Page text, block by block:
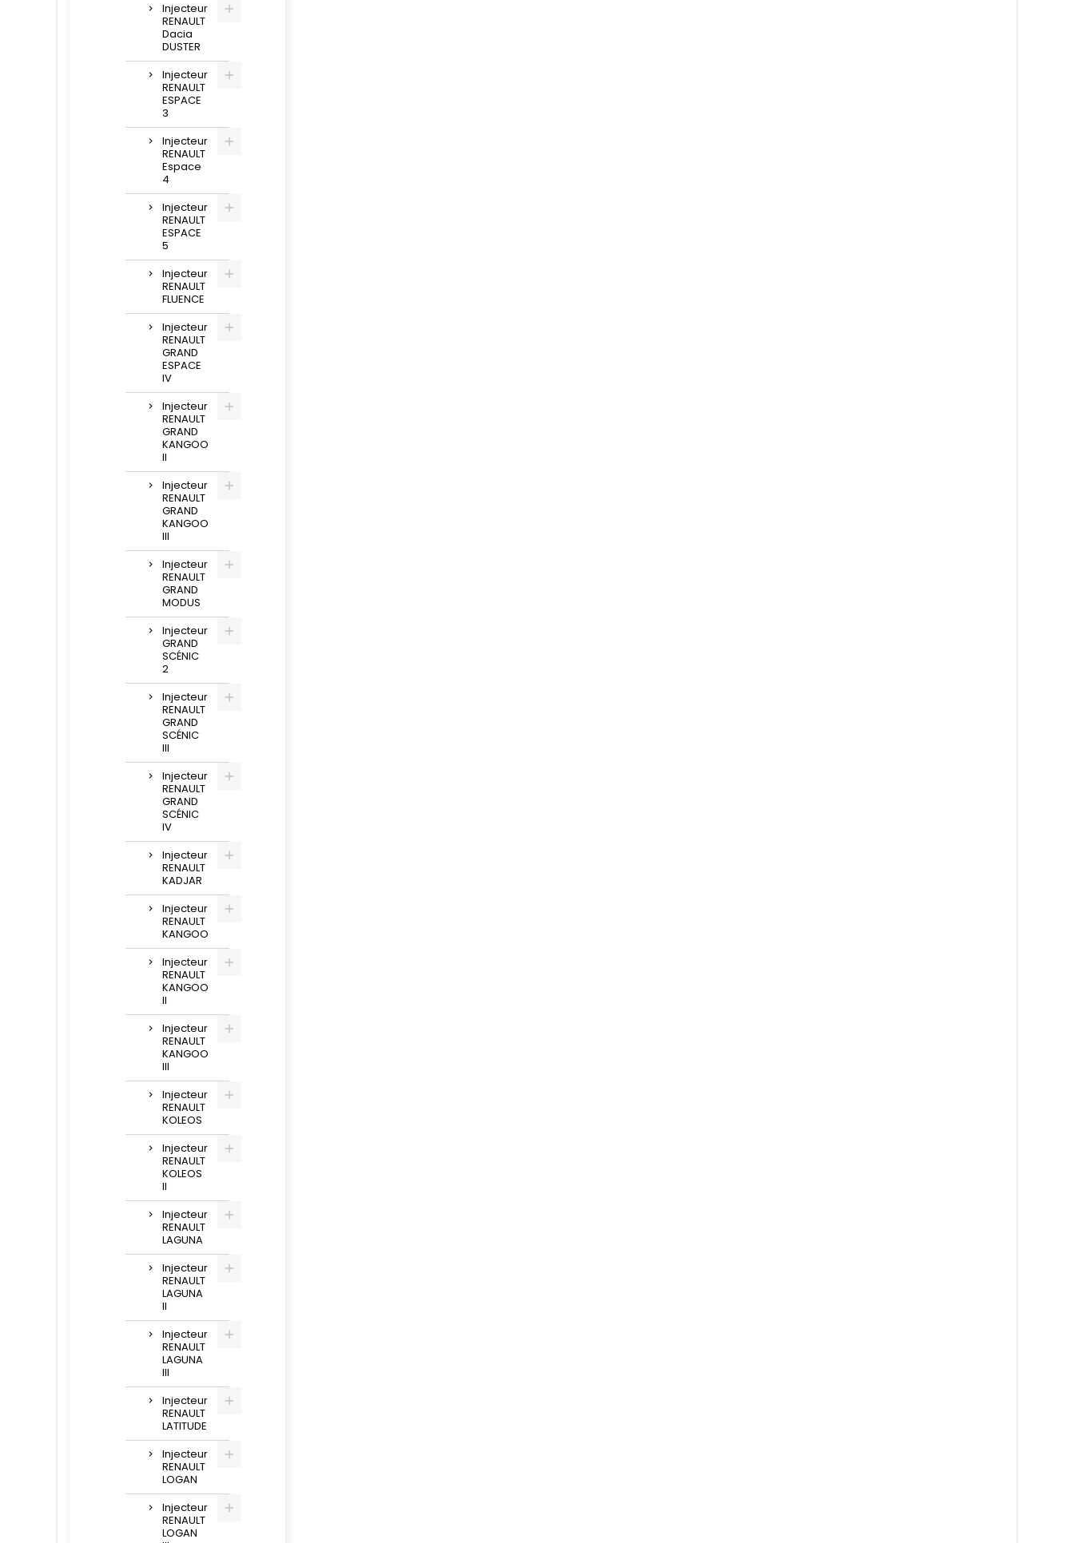
Injecteur
RENAULT
Dacia
DUSTER
Injecteur
RENAULT
ESPACE
3
Injecteur
RENAULT
Espace
4
Injecteur
RENAULT
ESPACE
5
Injecteur
RENAULT
FLUENCE
Injecteur
RENAULT
GRAND
ESPACE
IV
Injecteur
RENAULT
GRAND
KANGOO
II
Injecteur
RENAULT
GRAND
KANGOO
III
Injecteur
RENAULT
GRAND
MODUS
Injecteur
GRAND
SCÉNIC
2
Injecteur
RENAULT
GRAND
SCÉNIC
III
Injecteur
RENAULT
GRAND
SCÉNIC
IV
Injecteur
RENAULT
KADJAR
Injecteur
RENAULT
KANGOO
Injecteur
RENAULT
KANGOO
II
Injecteur
RENAULT
KANGOO
III
Injecteur
RENAULT
KOLEOS
Injecteur
RENAULT
KOLEOS
II
Injecteur
RENAULT
LAGUNA
Injecteur
RENAULT
LAGUNA
II
Injecteur
RENAULT
LAGUNA
III
Injecteur
RENAULT
LATITUDE
Injecteur
RENAULT
LOGAN
Injecteur
RENAULT
LOGAN